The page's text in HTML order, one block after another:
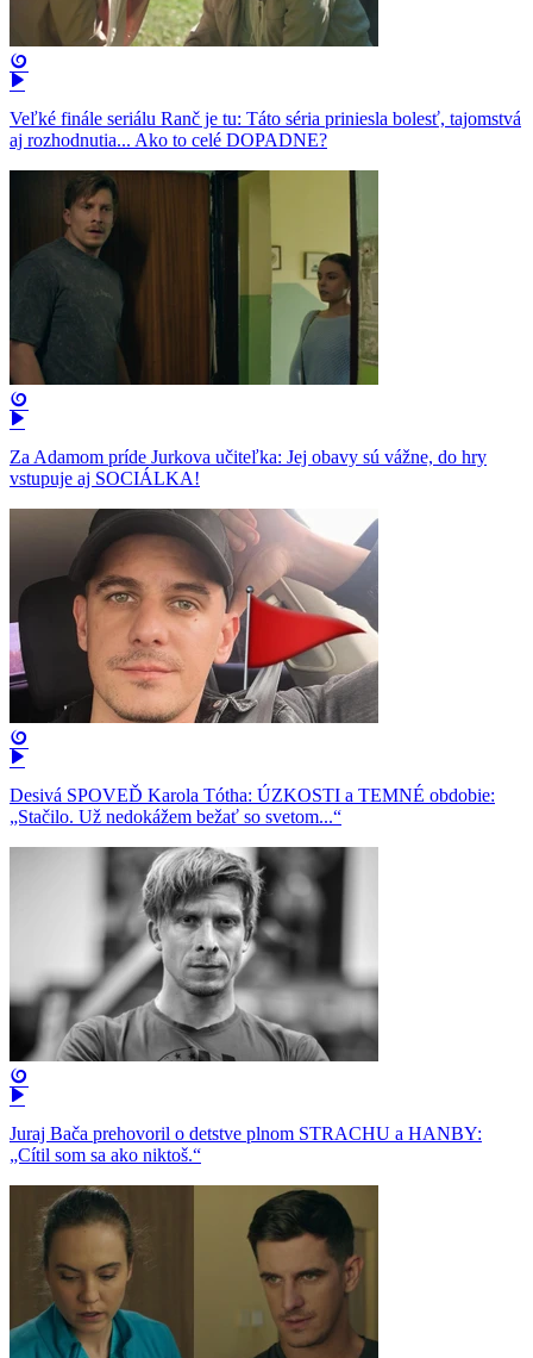
Veľké finále seriálu Ranč je tu: Táto séria priniesla bolesť, tajomstvá
aj rozhodnutia... Ako to celé DOPADNE?
Za Adamom príde Jurkova učiteľka: Jej obavy sú vážne, do hry
vstupuje aj SOCIÁLKA!
Desivá SPOVEĎ Karola Tótha: ÚZKOSTI a TEMNÉ obdobie:
„Stačilo. Už nedokážem bežať so svetom...“
Juraj Bača prehovoril o detstve plnom STRACHU a HANBY:
„Cítil som sa ako niktoš.“